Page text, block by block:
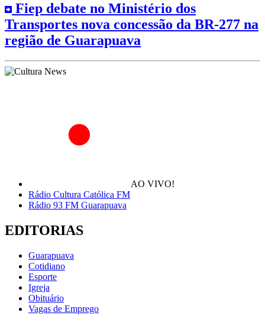
Fiep debate no Ministério dos
Transportes nova concessão da BR-277 na
região de Guarapuava
AO VIVO!
Rádio Cultura Católica FM
Rádio 93 FM Guarapuava
EDITORIAS
Guarapuava
Cotidiano
Esporte
Igreja
Obituário
Vagas de Emprego